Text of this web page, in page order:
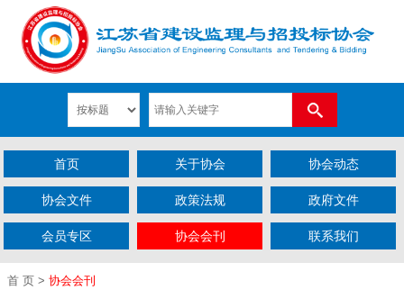
首页 关于协会 协会动态
协会文件 政策法规 政府文件
会员专区 协会会刊 联系我们
首 页 > 协会会刊